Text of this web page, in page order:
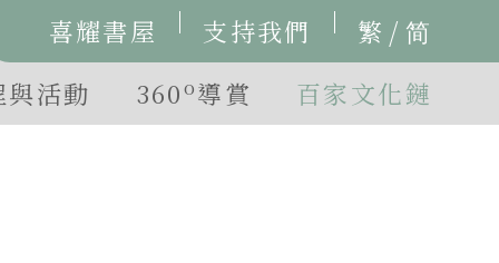
喜耀書屋 支持我們 繁 / 简
與活動 360o導賞 百家文化鏈